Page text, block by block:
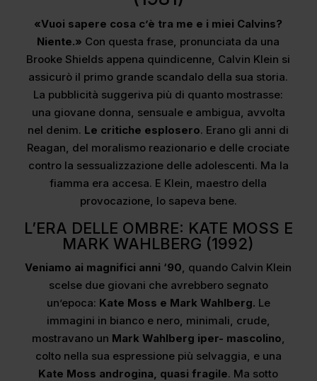
«Vuoi sapere cosa c’è tra me e i miei Calvins?
Niente.» Con questa frase, pronunciata da una
Brooke Shields appena quindicenne, Calvin Klein si
assicurò il primo grande scandalo della sua storia.
La pubblicità suggeriva più di quanto mostrasse:
una giovane donna, sensuale e ambigua, avvolta
nel denim. Le critiche esplosero. Erano gli anni di
Reagan, del moralismo reazionario e delle crociate
contro la sessualizzazione delle adolescenti. Ma la
fiamma era accesa. E Klein, maestro della
provocazione, lo sapeva bene.
L’ERA DELLE OMBRE: KATE MOSS E
MARK WAHLBERG (1992)
Veniamo ai magnifici anni ‘90 , quando Calvin Klein
scelse due giovani che avrebbero segnato
un’epoca: Kate Moss e Mark Wahlberg. Le
immagini in bianco e nero, minimali, crude,
mostravano un Mark Wahlberg iper- mascolino
colto nella sua espressione più selvaggia, e una
Kate Moss androgina, quasi fragile. Ma sotto